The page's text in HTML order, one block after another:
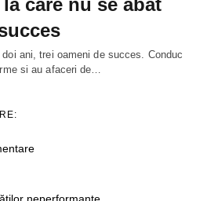
ani, trei oameni de succes. Conduc
si au afaceri de…
neperformante